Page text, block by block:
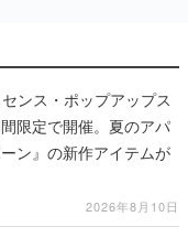
ンス・ポップアップス
限定で開催。夏のアパ
ン』の新作アイテムが
2026年8月10日